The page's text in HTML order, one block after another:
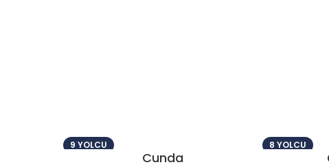
9 YOLCU
Cunda
8 YOLCU